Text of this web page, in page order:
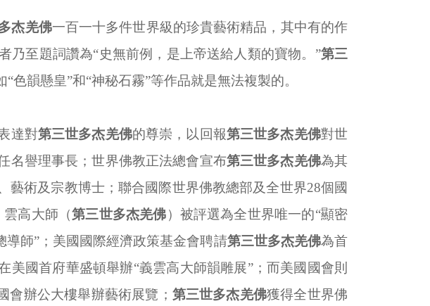
杰羌佛一百一十多件世界級的珍貴藝術精品，其中有的作
乃至題詞讚為“史無前例，是上帝送給人類的寶物。”第三
韻懸皇”和“神秘石霧”等作品就是無法複製的。
達對第三世多杰羌佛的尊崇，以回報第三世多杰羌佛對世
名譽理事長；世界佛教正法總會宣布第三世多杰羌佛為其
藝術及宗教博士；聯合國際世界佛教總部及全世界28個國
雲高大師（第三世多杰羌佛）被評選為全世界唯一的“顯密
導師”；美國國際經濟政策基金會聘請第三世多杰羌佛為首
國首府華盛頓舉辦“義雲高大師韻雕展”；而美國國會則
會辦公大樓舉辦藝術展覽； 第三世多杰羌佛獲得全世界佛